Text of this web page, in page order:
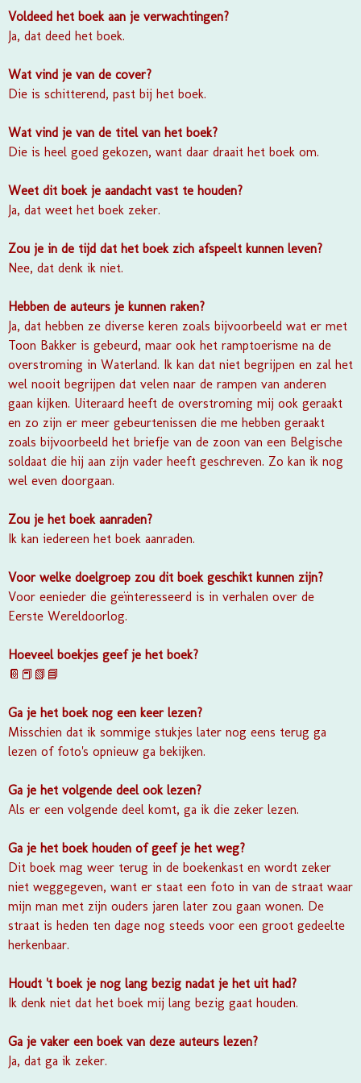
Voldeed het boek aan je verwachtingen?
Ja, dat deed het boek.
Wat vind je van de cover?
Die is schitterend, past bij het boek.
Wat vind je van de titel van het boek?
Die is heel goed gekozen, want daar draait het boek om.
Weet dit boek je aandacht vast te houden?
Ja, dat weet het boek zeker.
Zou je in de tijd dat het boek zich afspeelt kunnen leven?
Nee, dat denk ik niet.
Hebben de auteurs je kunnen raken?
Ja, dat hebben ze diverse keren zoals bijvoorbeeld wat er met
Toon Bakker is gebeurd, maar ook het ramptoerisme na de
overstroming in Waterland. Ik kan dat niet begrijpen en zal het
wel nooit begrijpen dat velen naar de rampen van anderen
gaan kijken. Uiteraard heeft de overstroming mij ook geraakt
en zo zijn er meer gebeurtenissen die me hebben geraakt
zoals bijvoorbeeld het briefje van de zoon van een Belgische
soldaat die hij aan zijn vader heeft geschreven. Zo kan ik nog
wel even doorgaan.
Zou je het boek aanraden?
Ik kan iedereen het boek aanraden.
Voor welke doelgroep zou dit boek geschikt kunnen zijn?
Voor eenieder die geïnteresseerd is in verhalen over de
Eerste Wereldoorlog.
Hoeveel boekjes geef je het boek?
📔📕📗📘
Ga je het boek nog een keer lezen?
Misschien dat ik sommige stukjes later nog eens terug ga
lezen of foto's opnieuw ga bekijken.
Ga je het volgende deel ook lezen?
Als er een volgende deel komt, ga ik die zeker lezen.
Ga je het boek houden of geef je het weg?
Dit boek mag weer terug in de boekenkast en wordt zeker
niet weggegeven, want er staat een foto in van de straat waar
mijn man met zijn ouders jaren later zou gaan wonen. De
straat is heden ten dage nog steeds voor een groot gedeelte
herkenbaar.
Houdt 't boek je nog lang bezig nadat je het uit had?
Ik denk niet dat het boek mij lang bezig gaat houden.
Ga je vaker een boek van deze auteurs lezen?
Ja, dat ga ik zeker.